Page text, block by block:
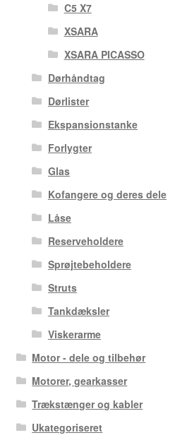
C5 X7
XSARA
XSARA PICASSO
Dørhåndtag
Dørlister
Ekspansionstanke
Forlygter
Glas
Kofangere og deres dele
Låse
Reserveholdere
Sprøjtebeholdere
Struts
Tankdæksler
Viskerarme
Motor - dele og tilbehør
Motorer, gearkasser
Trækstænger og kabler
Ukategoriseret